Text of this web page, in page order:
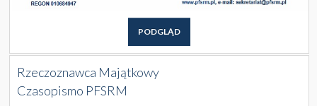
PODGLĄD
Rzeczoznawca Majątkowy
Czasopismo PFSRM